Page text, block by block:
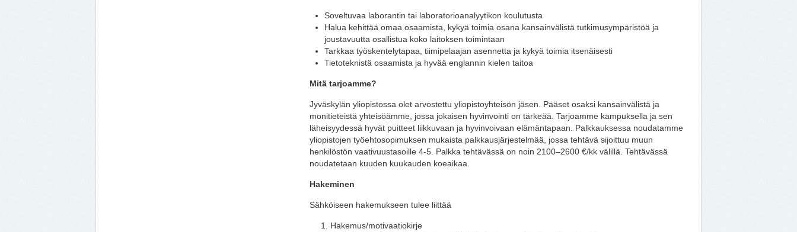
Soveltuvaa laborantin tai laboratorioanalyytikon koulutusta
Halua kehittää omaa osaamista, kykyä toimia osana kansainvälistä tutkimusympäristöä ja
joustavuutta osallistua koko laitoksen toimintaan
Tarkkaa työskentelytapaa, tiimipelaajan asennetta ja kykyä toimia itsenäisesti
Tietoteknistä osaamista ja hyvää englannin kielen taitoa
Mitä tarjoamme?
Jyväskylän yliopistossa olet arvostettu yliopistoyhteisön jäsen. Pääset osaksi kansainvälistä ja
monitieteistä yhteisöämme, jossa jokaisen hyvinvointi on tärkeää. Tarjoamme kampuksella ja sen
läheisyydessä hyvät puitteet liikkuvaan ja hyvinvoivaan elämäntapaan. Palkkauksessa noudatamme
yliopistojen työehtosopimuksen mukaista palkkausjärjestelmää, jossa tehtävä sijoittuu muun
henkilöstön vaativuustasoille 4-5. Palkka tehtävässä on noin 2100–2600 €/kk välillä. Tehtävässä
noudatetaan kuuden kuukauden koeaikaa.
Hakeminen
Sähköiseen hakemukseen tulee liittää
Hakemus/motivaatiokirje